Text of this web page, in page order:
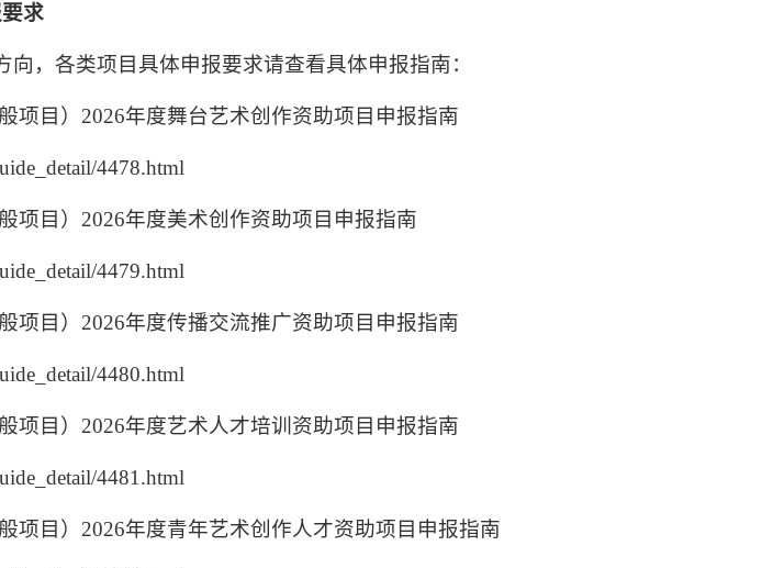
求
向，各类项目具体申报要求请查看具体申报指南：
项目）2026年度舞台艺术创作资助项目申报指南
4478.html
项目）2026年度美术创作资助项目申报指南
4479.html
项目）2026年度传播交流推广资助项目申报指南
4480.html
项目）2026年度艺术人才培训资助项目申报指南
4481.html
项目）2026年度青年艺术创作人才资助项目申报指南